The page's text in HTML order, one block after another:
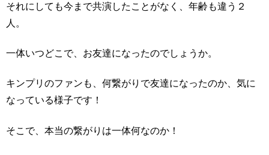
それにしても今まで共演したことがなく、年齢も違う２
人。
一体いつどこで、お友達になったのでしょうか。
キンプリのファンも、何繋がりで友達になったのか、気に
なっている様子です！
そこで、本当の繋がりは一体何なのか！